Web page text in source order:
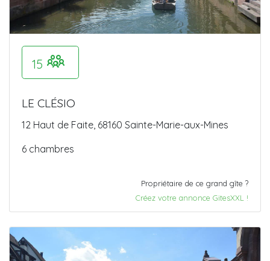
15
LE CLÉSIO
12 Haut de Faite, 68160 Sainte-Marie-aux-Mines
6 chambres
Propriétaire de ce grand gîte ?
Créez votre annonce GitesXXL !